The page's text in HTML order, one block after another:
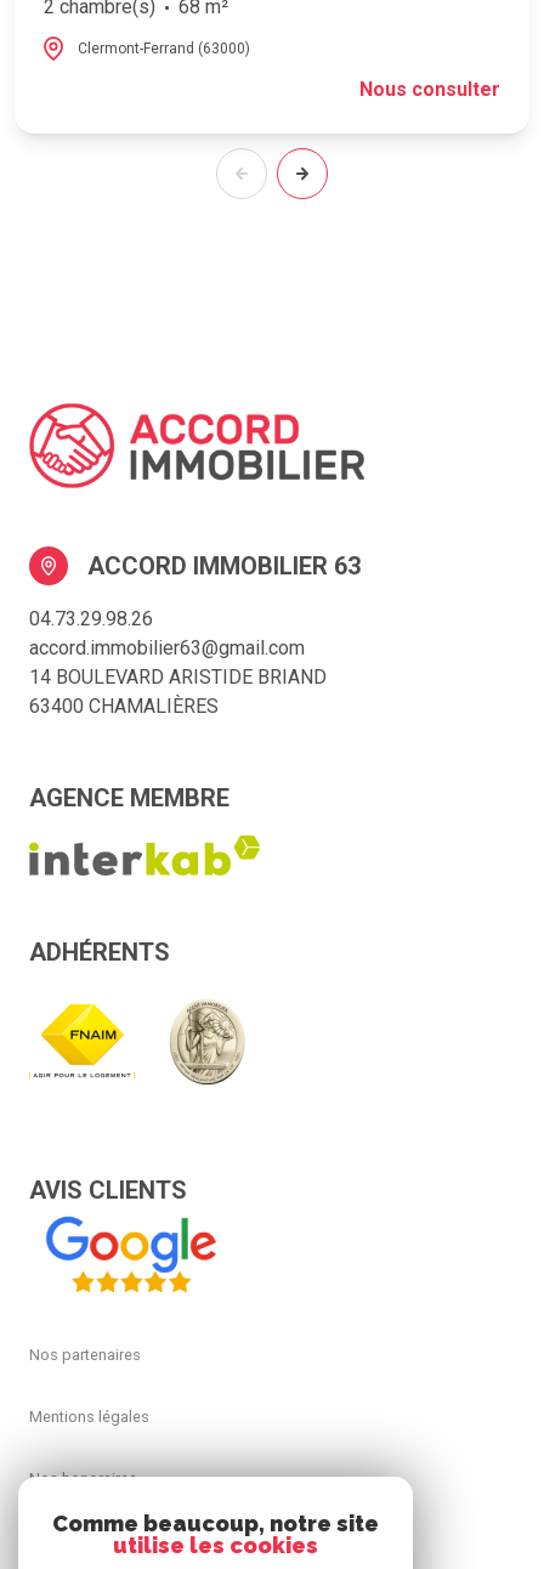
2 chambre(s)
68 m²
Clermont-Ferrand (63000)
Nous consulter
ACCORD IMMOBILIER 63
04.73.29.98.26
accord.immobilier63@gmail.com
14 BOULEVARD ARISTIDE BRIAND
63400 CHAMALIÈRES
AGENCE MEMBRE
ADHÉRENTS
AVIS CLIENTS
Nos partenaires
Mentions légales
Nos honoraires
Comme beaucoup, notre site
utilise les cookies